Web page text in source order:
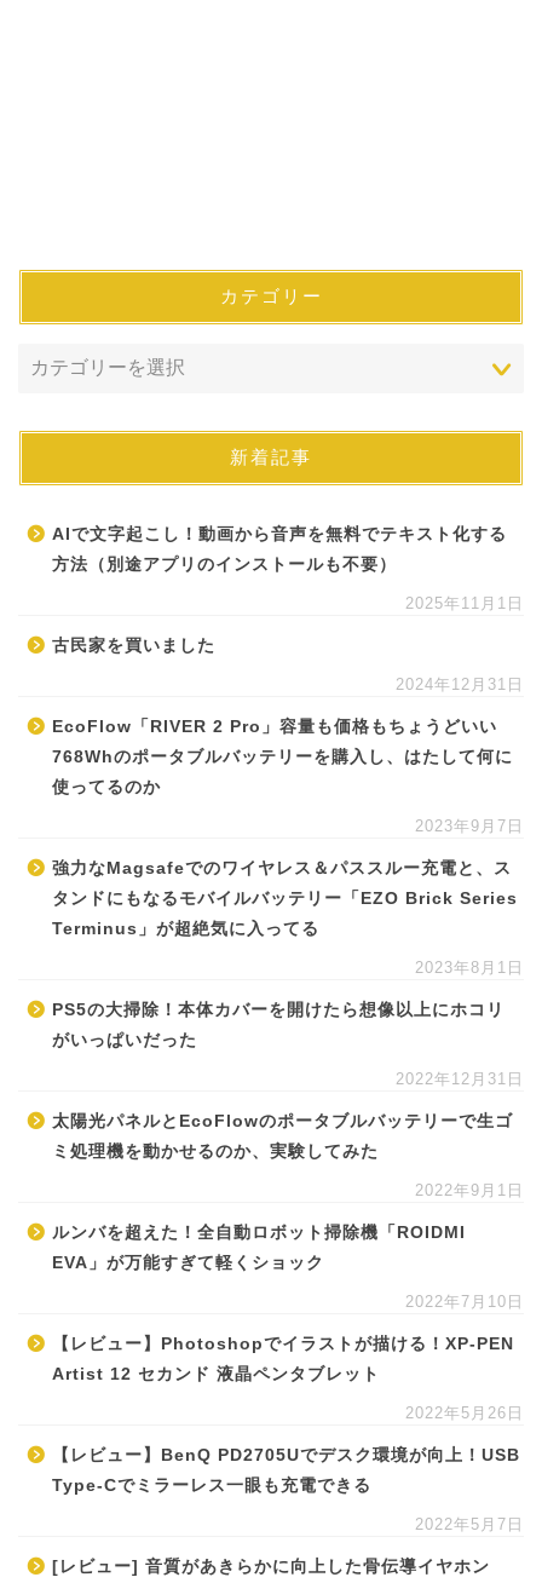
カテゴリー
新着記事
AIで文字起こし！動画から音声を無料でテキスト化する
方法（別途アプリのインストールも不要）
2025年11月1日
古民家を買いました
2024年12月31日
EcoFlow「RIVER 2 Pro」容量も価格もちょうどいい
768Whのポータブルバッテリーを購入し、はたして何に
使ってるのか
2023年9月7日
強力なMagsafeでのワイヤレス＆パススルー充電と、ス
タンドにもなるモバイルバッテリー「EZO Brick Series
Terminus」が超絶気に入ってる
2023年8月1日
PS5の大掃除！本体カバーを開けたら想像以上にホコリ
がいっぱいだった
2022年12月31日
太陽光パネルとEcoFlowのポータブルバッテリーで生ゴ
ミ処理機を動かせるのか、実験してみた
2022年9月1日
ルンバを超えた！全自動ロボット掃除機「ROIDMI
EVA」が万能すぎて軽くショック
2022年7月10日
【レビュー】Photoshopでイラストが描ける！XP-PEN
Artist 12 セカンド 液晶ペンタブレット
2022年5月26日
【レビュー】BenQ PD2705Uでデスク環境が向上！USB
Type-Cでミラーレス一眼も充電できる
2022年5月7日
[レビュー] 音質があきらかに向上した骨伝導イヤホン